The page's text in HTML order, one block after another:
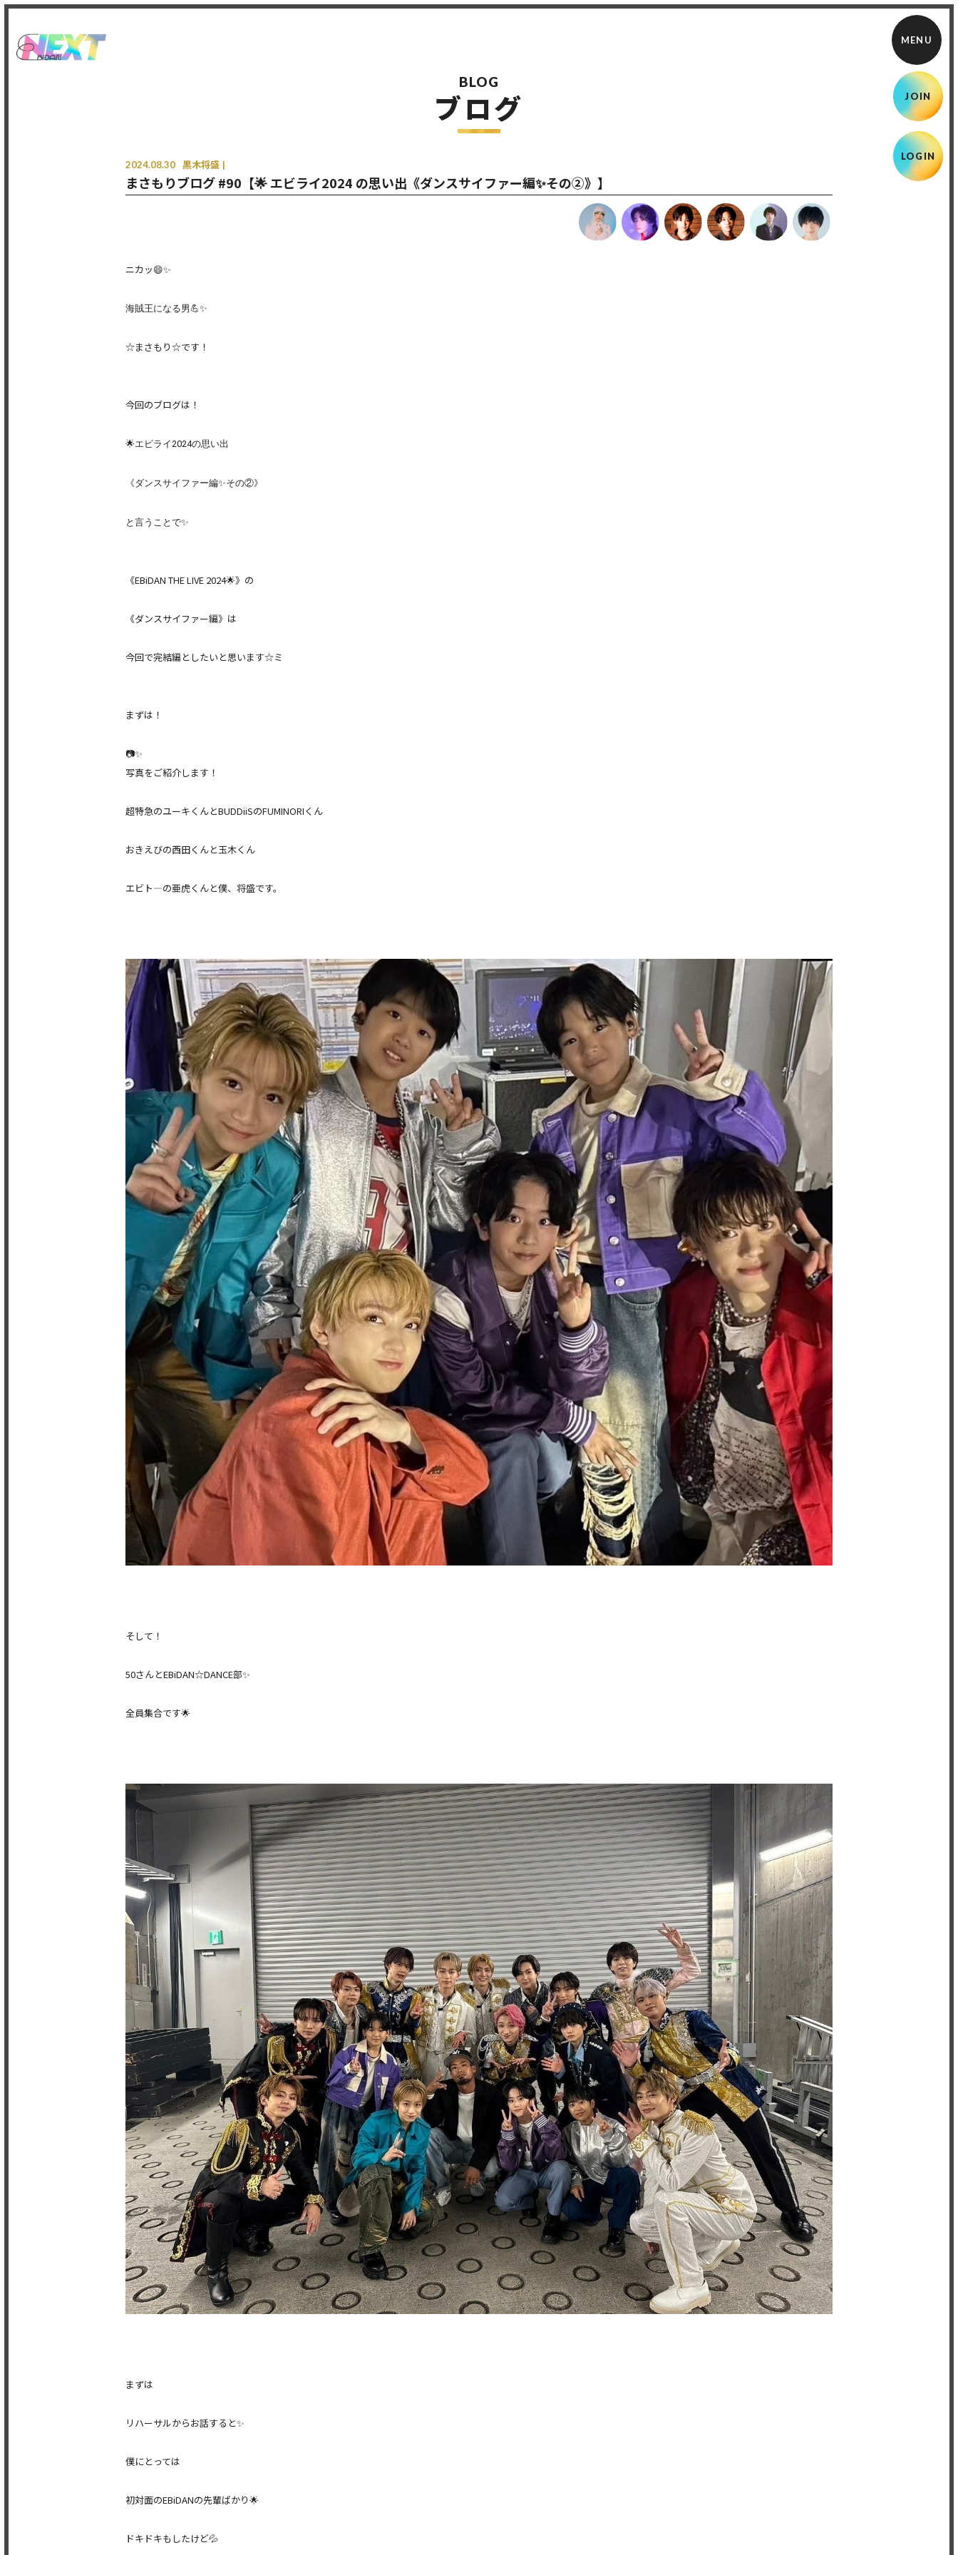
JOIN
LOGIN
BLOG
ブログ
2024.08.30 黒木将盛
まさもりブログ #90【🌟 エビライ2024 の思い出《ダンスサイファー編✨その②》】
ニカッ😄✨
海賊王になる男💪✨
☆まさもり☆です！
今回のブログは！
🌟エビライ2024の思い出
《ダンスサイファー編✨その②》
と言うことで✨
《EBiDAN THE LIVE 2024🌟》の
《ダンスサイファー編》は
今回で完結編としたいと思います☆ミ
まずは！
📷✨
写真をご紹介します！
超特急のユーキくんとBUDDiiSのFUMINORIくん
おきえびの西田くんと玉木くん
エビト―の亜虎くんと僕、将盛です。
そして！
50さんとEBiDAN☆DANCE部✨
全員集合です🌟
まずは
リハーサルからお話すると✨
僕にとっては
初対面のEBiDANの先輩ばかり🌟
ドキドキもしたけど💦